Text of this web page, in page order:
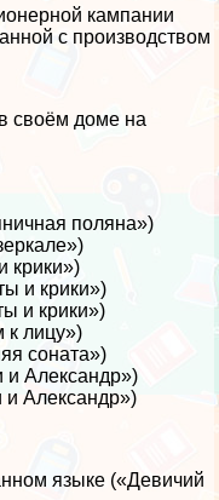
кампании
с производством
своём доме на
поляна»)
и крики»)
и крики»)
лицу»)
соната»)
Александр»)
Александр»)
языке («Девичий